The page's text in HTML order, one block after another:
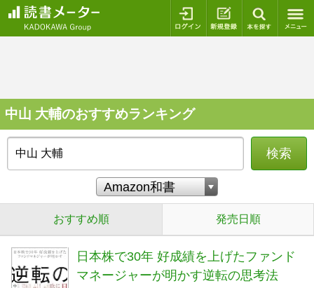
ログイン 新規登録
中山 大輔のおすすめランキング
検索
おすすめ順 発売日順
日本株で30年 好成績を上げたファンド
マネージャーが明かす逆転の思考法